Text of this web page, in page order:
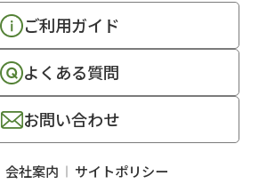
ご利用ガイド
よくある質問
お問い合わせ
会社案内
サイトポリシー